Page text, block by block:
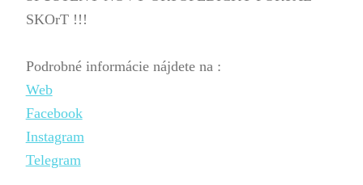
SKOrT !!!
Podrobné informácie nájdete na :
Web
Facebook
Instagram
Telegram